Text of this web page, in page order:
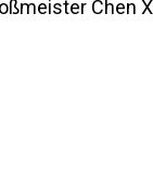
Chen